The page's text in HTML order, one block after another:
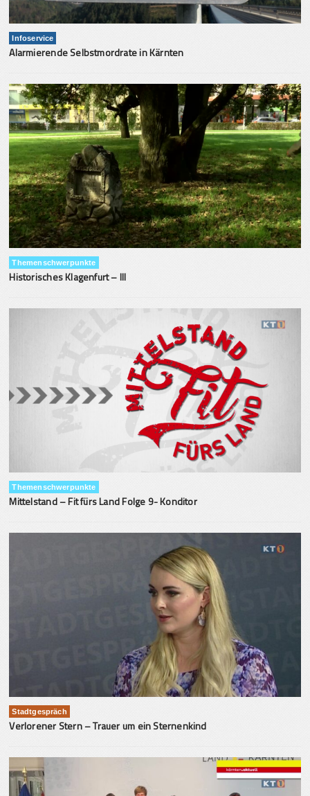
Infoservice
Alarmierende Selbstmordrate in Kärnten
Themenschwerpunkte
Historisches Klagenfurt – III
Themenschwerpunkte
Mittelstand – Fit fürs Land Folge 9- Konditor
Stadtgespräch
Verlorener Stern – Trauer um ein Sternenkind